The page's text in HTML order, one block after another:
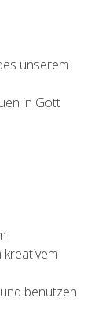
unserem
in Gott
benutzen